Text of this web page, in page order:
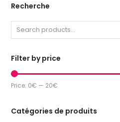
Recherche
Filter by price
Min
Max
Price: 0€ — 20€
Catégories de produits